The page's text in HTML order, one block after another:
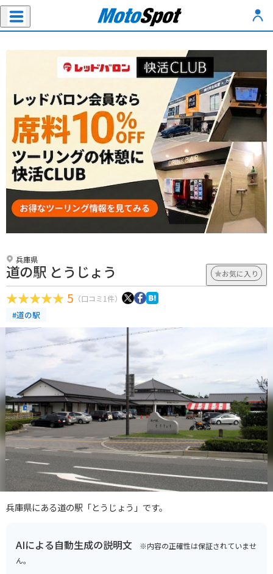
兵庫県
道の駅 とうじょう お気に入り
5 （口コミ1件）
#道の駅
兵庫県にある道の駅「とうじょう」です。
AIによる自動生成の説明文 ※内容の正確性は保証されていませ
ん。